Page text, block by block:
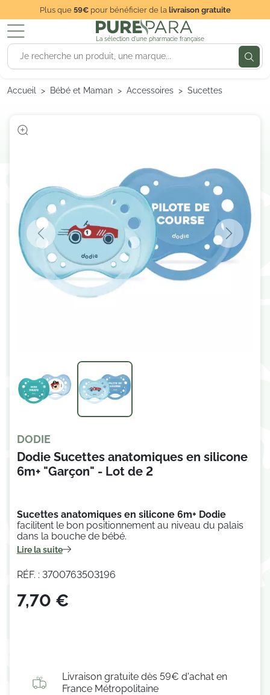
Plus que59€pour bénéficier de lalivraison gratuite
La sélection d'une pharmacie française
Accueil Bébé et Maman Accessoires Sucettes
Previous Next
DODIE
Dodie Sucettes anatomiques en silicone
6m+ "Garçon" - Lot de 2
Sucettes anatomiques en silicone 6m+ Dodie
facilitentle bon positionnement au niveau du palais
dans la bouche de bébé.
Lire la suite
RÉF. : 3700763503196
7,70 €
Livraison gratuite dès 59€ d'achat en
France Métropolitaine